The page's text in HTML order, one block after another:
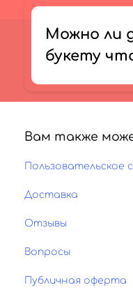
Можно ли
букету
Вам также
Пользовательское
Доставка
Отзывы
Вопросы
Публичная оферта